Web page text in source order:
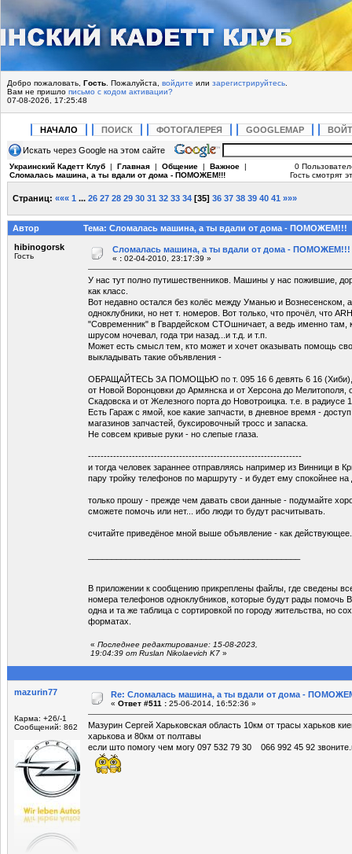
Добро пожаловать, Гость . Пожалуйста, войдите или зарегистрируйтесь
Вам не пришло письмо с кодом активации?
07-08-2026, 17:25:48
НАЧАЛО ПОИСК ФОТОГАЛЕРЕЯ GOOGLEMAP
Искать через Google на этом сайте
Украинский Кадетт Клуб | Главная | Общение | Важное |
Сломалась машина, а ты вдали от дома - ПОМОЖЕМ!!!
0
Гость смотрят
Страниц: ««« 1 ... 26 27 28 29 30 31 32 33 34 [35] 36 37 38 39 40 41 »»»
Автор
Тема: Сломалась машина, а ты вдали от дома - ПОМОЖЕМ!!!
hibinogorsk
Гость
Сломалась машина, а ты вдали от дома - ПОМОЖЕМ!!!
« : 02-04-2010, 23:17:39 »
У нас тут полно путишественников. Машины у нас пожившие,
как класс.
Вот недавно остался без колёс между Уманью и Вознесенском,
одноклубники, но нет т. номеров. Вот только, что прочёл, что
"Современник" в Гвардейском СТОшничает, а ведь именно там,
шрусом ночевал, года три назад...и т.д. и т.п.
Может есть смысл тем, кто может и хочет оказывать помощь
выкладывать такие объявления -
ОБРАЩАЙТЕСЬ ЗА ПОМОЩЬЮ по т. 095 16 6 девять 6 16 (Хиби),
от Новой Воронцовки до Армянска и от Херсона до Мелитополя,
Скадовска и от Железного порта до Новотроицка. т.е. в радиусе
Есть Гараж с ямой, кое какие запчасти, в дневное время -
магазинов запчастей, буксировочный тросс и запаска.
Не совсем кривые руки - но слепые глаза.
--------------------------------------------------------------------
и тогда человек зараннее отправляясь например из Винници в
пару тройку телефонов по маршруту - и будет ему спокойнее
только прошу - прежде чем давать свои данные - подумайте
сможете помочь или нет... ибо люди то будут расчитывать.
считайте приведёное мной выше объявление - как действующее.
В приложении к сообщению прикреплены файлы, где сведены
номера телефонов одноклубников, которые будут рады помочь
одна и та же таблица с сортировкой по городу жительства, но
форматах.
« Последнее редактирование: 15-08-2023,
19:04:39 от Ruslan Nikolaevich K7 »
mazurin77
Карма: +26/-1
Сообщений: 862
Re: Сломалась машина, а ты вдали от дома -
« Ответ #511 : 25-06-2014, 16:52:36 »
Мазурин Сергей Харьковская область 10км от трасы харьков
харькова и 80км от полтавы
если што помогу чем могу 097 532 79 30 066 992 45 92